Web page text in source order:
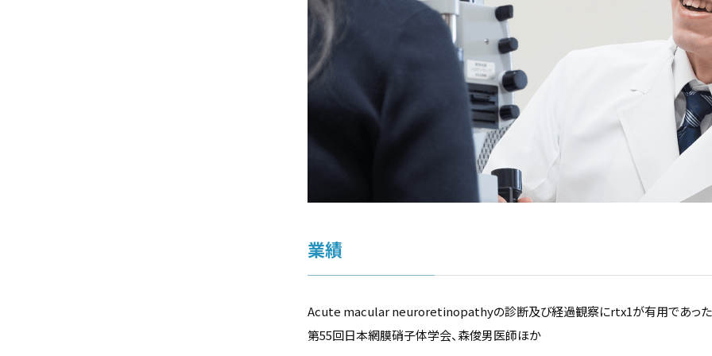
業績
Acute macular neuroretinopathyの診断及び経過観察にrtx1が有用であっ
第55回日本網膜硝子体学会、森俊男医師ほか